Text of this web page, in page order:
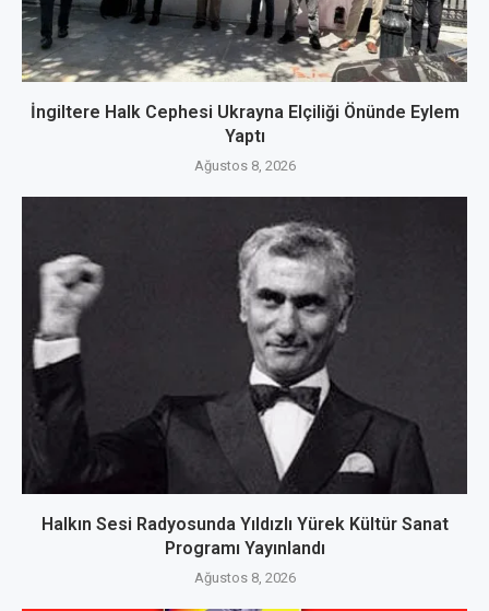
İngiltere Halk Cephesi Ukrayna Elçiliği Önünde Eylem
Yaptı
Ağustos 8, 2026
Halkın Sesi Radyosunda Yıldızlı Yürek Kültür Sanat
Programı Yayınlandı
Ağustos 8, 2026